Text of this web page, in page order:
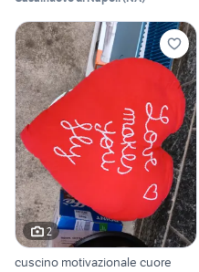
2
cuscino motivazionale cuore